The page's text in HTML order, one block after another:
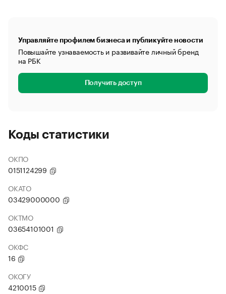
Управляйте профилем бизнеса и публикуйте новости
Повышайте узнаваемость и развивайте личный бренд
на РБК
Получить доступ
Коды статистики
ОКПО
0151124299
ОКАТО
03429000000
ОКТМО
03654101001
ОКФС
16
ОКОГУ
4210015